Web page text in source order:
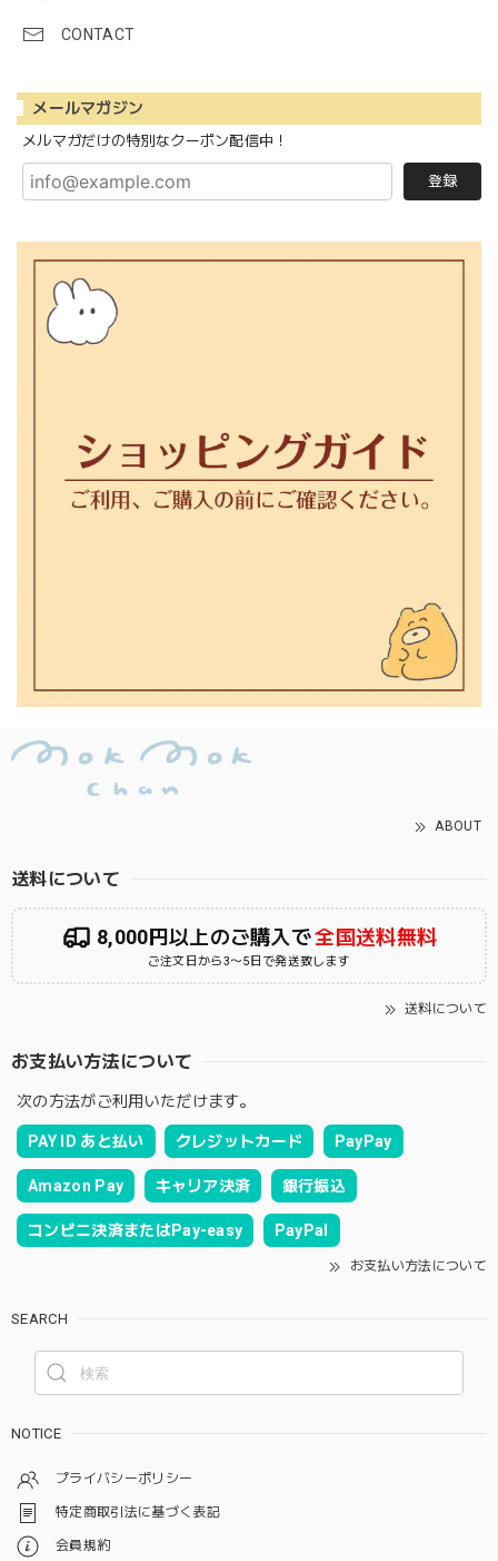
CONTACT
メールマガジン
メルマガだけの特別なクーポン配信中！
登録
ABOUT
送料について
8,000円以上のご購入で全国送料無料
ご注文日から3〜5日で発送致します
送料について
お支払い方法について
次の方法がご利用いただけます。
PAY ID あと払い クレジットカード PayPay
Amazon Pay キャリア決済 銀行振込
コンビニ決済またはPay-easy PayPal
お支払い方法について
SEARCH
NOTICE
プライバシーポリシー
特定商取引法に基づく表記
会員規約